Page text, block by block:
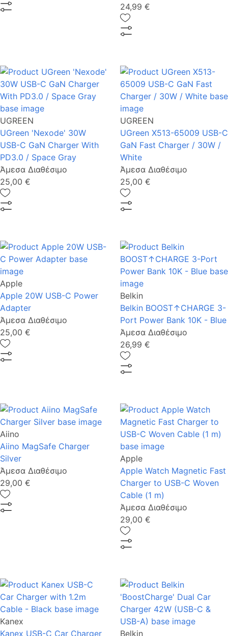
24,99 €
UGREEN
UGreen 'Nexode' 30W
USB-C GaN Charger With
PD3.0 / Space Gray
Άμεσα Διαθέσιμο
25,00 €
UGREEN
UGreen X513-65009 USB-C
GaN Fast Charger / 30W /
White
Άμεσα Διαθέσιμο
25,00 €
Apple
Apple 20W USB-C Power
Adapter
Άμεσα Διαθέσιμο
25,00 €
Belkin
Belkin BOOST↑CHARGE 3-
Port Power Bank 10K - Blue
Άμεσα Διαθέσιμο
26,99 €
Aiino
Aiino MagSafe Charger
Silver
Άμεσα Διαθέσιμο
29,00 €
Apple
Apple Watch Magnetic Fast
Charger to USB-C Woven
Cable (1 m)
Άμεσα Διαθέσιμο
29,00 €
Kanex
Kanex USB-C Car Charger
Belkin